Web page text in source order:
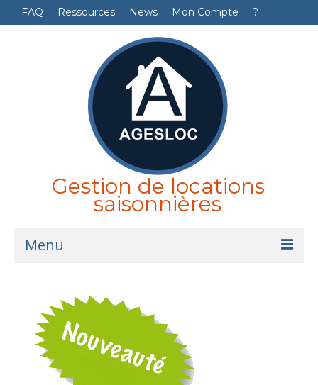
FAQ Ressources News Mon Compte ?
Gestion de locations
saisonnières
Menu
Logiciel
Services
Références